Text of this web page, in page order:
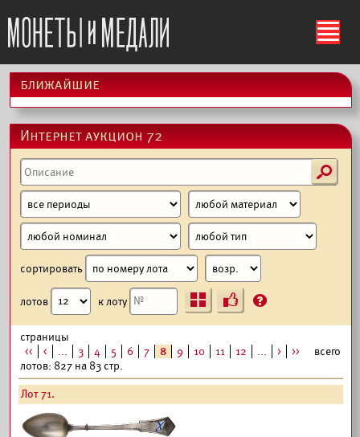
ś
ближайшие
Интернет аукцион 72
s
сортировать
лотов к лоту Ъ ?
страницы
<<
< ... 3 4 5 6 7 8 9 10 11 12 ... > >>
всего
лотов: 827 на 83 стр.
Лот 71.